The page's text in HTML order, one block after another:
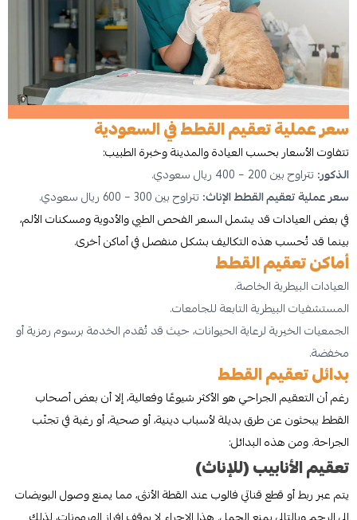
سعر عملية تعقيم القطط في السعودية
تتفاوت الأسعار بحسب العيادة والمدينة وخبرة الطبيب:
الذكور: تتراوح بين 200 – 400 ريال سعودي.
سعر عملية تعقيم القطط الإناث: تتراوح بين 300 – 600 ريال سعودي.
في بعض العيادات قد يشمل السعر الفحص الطبي والأدوية ومسكنات الألم،
بينما قد تُحسب هذه التكاليف بشكل منفصل في أماكن أخرى.
أماكن تعقيم القطط
العيادات البيطرية الخاصة.
المستشفيات البيطرية التابعة للجامعات.
الجمعيات الخيرية لرعاية الحيوانات، حيث قد تُقدم الخدمة برسوم رمزية أو
مخفضة.
بدائل تعقيم القطط
رغم أن التعقيم الجراحي هو الأكثر شيوعًا وفعالية، إلا أن بعض أصحاب
القطط يبحثون عن طرق بديلة لأسباب دينية، أو صحية، أو رغبة في تجنّب
الجراحة. ومن هذه البدائل:
تعقيم الأنابيب (للإناث)
يتم عبر ربط أو قطع قناتي فالوب عند القطة الأنثى، مما يمنع وصول البويضات